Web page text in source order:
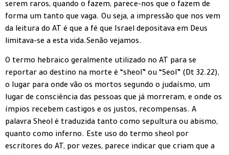
serem raros, quando o fazem, parece-nos que o fazem de
forma um tanto que vaga. Ou seja, a impressão que nos vem
da leitura do AT é que a fé que Israel depositava em Deus
limitava-se a esta vida.Senão vejamos.
O termo hebraico geralmente utilizado no AT para se
reportar ao destino na morte é “sheol” ou “Seol” (Dt 32.22),
o lugar para onde vão os mortos segundo o judaísmo, um
lugar de consciência das pessoas que já morreram, e onde os
ímpios recebem castigos e os justos, recompensas. A
palavra Sheol é traduzida tanto como sepultura ou abismo,
quanto como inferno. Este uso do termo sheol por
escritores do AT, por vezes, parece indicar que criam que a